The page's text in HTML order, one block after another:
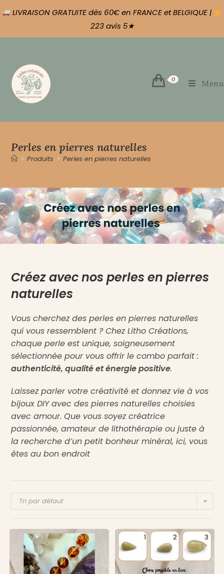
LIVRAISON GRATUITE dès 60€ en FRANCE et BELGIQUE |
223 avis 5★
0 Menu
Perles en pierres naturelles
> Produits > Perles en pierres naturelles
Créez avec nos perles en pierres
naturelles
Vous cherchez des perles en pierres naturelles
qui vous ressemblent ? Chez Litho Créations,
chaque perle est unique, soigneusement
sélectionnée pour vous offrir le combo parfait :
authenticité, qualité et énergie positive.
Laissez parler votre créativité et donnez vie à vos
bijoux DIY avec des pierres naturelles choisies
avec amour. Que vous soyez créatrice
passionnée, amateur de lithothérapie ou juste à
la recherche d’un petit bonheur minéral, ici, vous
êtes au bon endroit
Tri par défaut